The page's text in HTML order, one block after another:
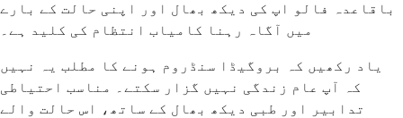
باقاعدہ فالو اپ کی دیکھ بھال اور اپنی حالت کے بارے
میں آگاہ رہنا کامیاب انتظام کی کلید ہے۔
یاد رکھیں کہ بروگیڈا سنڈروم ہونے کا مطلب یہ نہیں
کہ آپ عام زندگی نہیں گزار سکتے۔ مناسب احتیاطی
تدابیر اور طبی دیکھ بھال کے ساتھ، اس حالت والے